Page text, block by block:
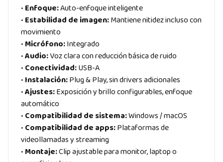
• Enfoque:Auto-enfoque inteligente
• Estabilidad de imagen:Mantiene nitidez incluso con
movimiento
• Micrófono:Integrado
•Audio:Voz clara con reducción básica de ruido
• Conectividad:USB-A
• Instalación:Plug & Play, sin drivers adicionales
•Ajustes:Exposición y brillo configurables, enfoque
automático
• Compatibilidad de sistema:Windows / macOS
• Compatibilidad de apps:Plataformas de
videollamadas y streaming
• Montaje:Clip ajustable para monitor, laptop o